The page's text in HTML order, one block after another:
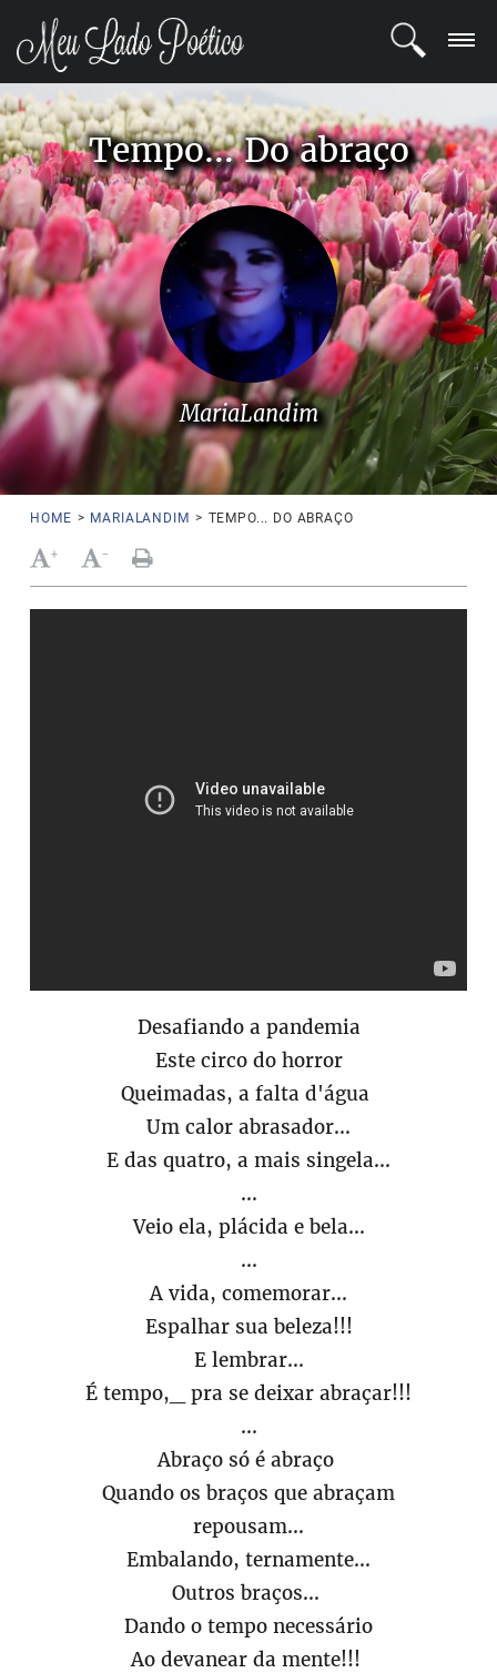
LOGIN
REGISTRO
POETAS
BLOG
COMUNIDADE
Tempo... Do abraço
MariaLandim
HOME > MARIALANDIM > TEMPO... DO ABRAÇO
+ -
Desafiando a pandemia
Este circo do horror
Queimadas, a falta d'água
Um calor abrasador...
E das quatro, a mais singela...
...
Veio ela, plácida e bela...
...
A vida, comemorar...
Espalhar sua beleza!!!
E lembrar...
É tempo,_ pra se deixar abraçar!!!
...
Abraço só é abraço
Quando os braços que abraçam
repousam...
Embalando, ternamente...
Outros braços...
Dando o tempo necessário
Ao devanear da mente!!!